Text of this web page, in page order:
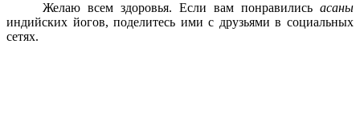
Желаю всем здоровья. Если вам понравились асаны
индийских йогов, поделитесь ими с друзьями в социальных
сетях.